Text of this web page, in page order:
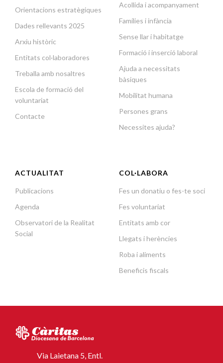
Orientacions estratègiques
Dades rellevants 2025
Arxiu històric
Entitats col·laboradores
Treballa amb nosaltres
Escola de formació del
voluntariat
Contacte
Acollida i acompanyament
Famílies i infància
Sense llar i habitatge
Formació i inserció laboral
Ajuda a necessitats
bàsiques
Mobilitat humana
Persones grans
Necessites ajuda?
ACTUALITAT
Publicacions
Agenda
Observatori de la Realitat
Social
COL·LABORA
Fes un donatiu o fes-te soci
Fes voluntariat
Entitats amb cor
Llegats i herències
Roba i aliments
Beneficis fiscals
Via Laietana 5, Entl.